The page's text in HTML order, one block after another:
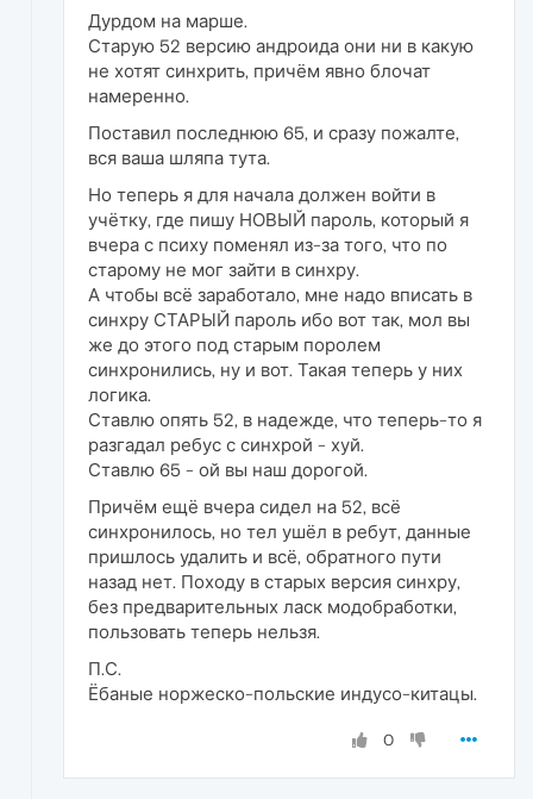
Дурдом на марше.
Старую 52 версию андроида они ни в какую
не хотят синхрить, причём явно блочат
намеренно.
Поставил последнюю 65, и сразу пожалте,
вся ваша шляпа тута.
Но теперь я для начала должен войти в
учётку, где пишу НОВЫЙ пароль, который я
вчера с психу поменял из-за того, что по
старому не мог зайти в синхру.
А чтобы всё заработало, мне надо вписать в
синхру СТАРЫЙ пароль ибо вот так, мол вы
же до этого под старым поролем
синхронились, ну и вот. Такая теперь у них
логика.
Ставлю опять 52, в надежде, что теперь-то я
разгадал ребус с синхрой - хуй.
Ставлю 65 - ой вы наш дорогой.
Причём ещё вчера сидел на 52, всё
синхронилось, но тел ушёл в ребут, данные
пришлось удалить и всё, обратного пути
назад нет. Походу в старых версия синхру,
без предварительных ласк модобработки,
пользовать теперь нельзя.
П.С.
Ёбаные норжеско-польские индусо-китацы.
0